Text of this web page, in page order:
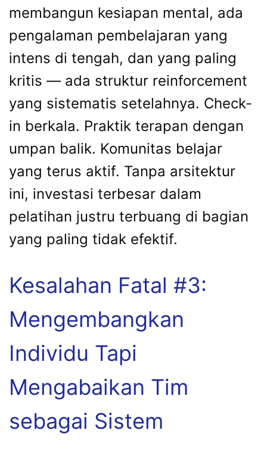
membangun kesiapan mental, ada
pengalaman pembelajaran yang
intens di tengah, dan yang paling
kritis — ada struktur reinforcement
yang sistematis setelahnya. Check-
in berkala. Praktik terapan dengan
umpan balik. Komunitas belajar
yang terus aktif. Tanpa arsitektur
ini, investasi terbesar dalam
pelatihan justru terbuang di bagian
yang paling tidak efektif.
Kesalahan Fatal #3:
Mengembangkan
Individu Tapi
Mengabaikan Tim
sebagai Sistem